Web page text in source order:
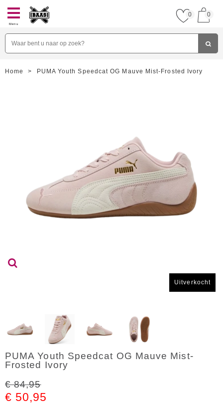
Menu
0 0
Home > PUMA Youth Speedcat OG Mauve Mist-Frosted Ivory
Uitverkocht
PUMA Youth Speedcat OG Mauve Mist-
Frosted Ivory
€ 84,95
€ 50,95